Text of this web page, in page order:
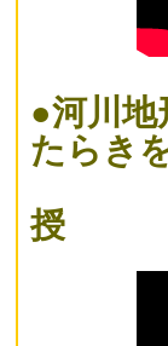
●河川
たらき
減災
授